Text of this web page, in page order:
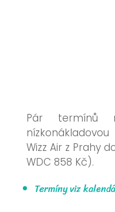
Pár termínů
Wizz Air z Prahy
WDC 858 Kč).
Termíny viz